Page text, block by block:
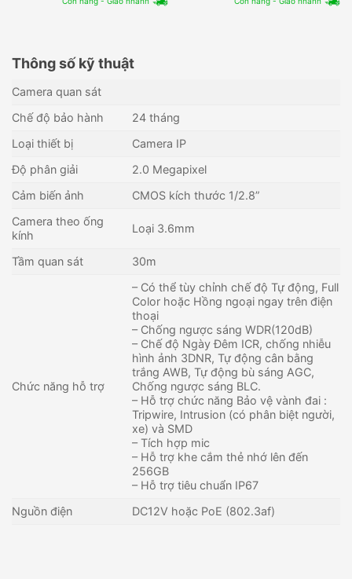
Thông số kỹ thuật
Camera quan sát
Chế độ bảo hành
24 tháng
Loại thiết bị
Camera IP
Độ phân giải
2.0 Megapixel
Cảm biến ảnh
CMOS kích thước 1/2.8”
Camera theo ống
kính
Loại 3.6mm
Tầm quan sát 30m
Chức năng hỗ trợ
– Có thể tùy chỉnh chế độ Tự động, Full
Color hoặc Hồng ngoại ngay trên điện
thoại
– Chống ngược sáng WDR(120dB)
– Chế độ Ngày Đêm ICR, chống nhiễu
hình ảnh 3DNR, Tự động cân bằng
trắng AWB, Tự động bù sáng AGC,
Chống ngược sáng BLC.
– Hỗ trợ chức năng Bảo vệ vành đai :
Tripwire, Intrusion (có phân biệt người,
xe) và SMD
– Tích hợp mic
– Hỗ trợ khe cắm thẻ nhớ lên đến
256GB
– Hỗ trợ tiêu chuẩn IP67
Nguồn điện
DC12V hoặc PoE (802.3af)